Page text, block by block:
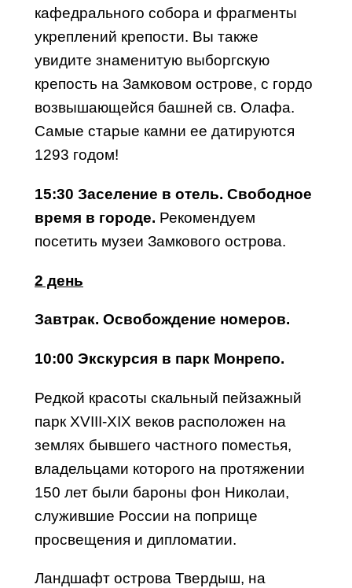
кафедрального собора и фрагменты
укреплений крепости. Вы также
увидите знаменитую выборгскую
крепость на Замковом острове, с гордо
возвышающейся башней св. Олафа.
Самые старые камни ее датируются
1293 годом!
15:30 Заселение в отель. Свободное
время в городе. Рекомендуем
посетить музеи Замкового острова.
2 день
Завтрак. Освобождение номеров.
10:00 Экскурсия в парк Монрепо.
Редкой красоты скальный пейзажный
парк XVIII-XIX веков расположен на
землях бывшего частного поместья,
владельцами которого на протяжении
150 лет были бароны фон Николаи,
служившие России на поприще
просвещения и дипломатии.
Ландшафт острова Твердыш, на